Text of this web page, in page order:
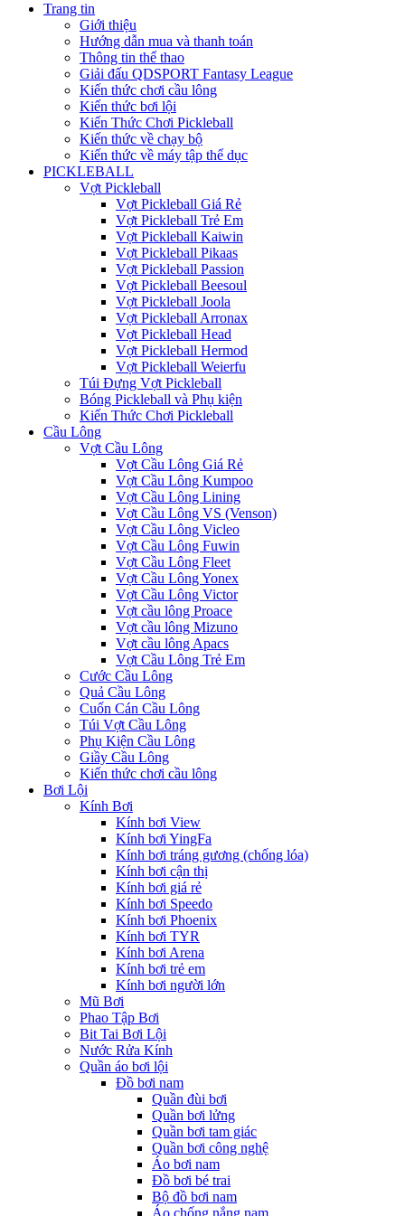
Trang tin
Giới thiệu
Hướng dẫn mua và thanh toán
Thông tin thể thao
Giải đấu QDSPORT Fantasy League
Kiến thức chơi cầu lông
Kiến thức bơi lội
Kiến Thức Chơi Pickleball
Kiến thức về chạy bộ
Kiến thức về máy tập thể dục
PICKLEBALL
Vợt Pickleball
Vợt Pickleball Giá Rẻ
Vợt Pickleball Trẻ Em
Vợt Pickleball Kaiwin
Vợt Pickleball Pikaas
Vợt Pickleball Passion
Vợt Pickleball Beesoul
Vợt Pickleball Joola
Vợt Pickleball Arronax
Vợt Pickleball Head
Vợt Pickleball Hermod
Vợt Pickleball Weierfu
Túi Đựng Vợt Pickleball
Bóng Pickleball và Phụ kiện
Kiến Thức Chơi Pickleball
Cầu Lông
Vợt Cầu Lông
Vợt Cầu Lông Giá Rẻ
Vợt Cầu Lông Kumpoo
Vợt Cầu Lông Lining
Vợt Cầu Lông VS (Venson)
Vợt Cầu Lông Vicleo
Vợt Cầu Lông Fuwin
Vợt Cầu Lông Fleet
Vợt Cầu Lông Yonex
Vợt Cầu Lông Victor
Vợt cầu lông Proace
Vợt cầu lông Mizuno
Vợt cầu lông Apacs
Vợt Cầu Lông Trẻ Em
Cước Cầu Lông
Quả Cầu Lông
Cuốn Cán Cầu Lông
Túi Vợt Cầu Lông
Phụ Kiện Cầu Lông
Giầy Cầu Lông
Kiến thức chơi cầu lông
Bơi Lội
Kính Bơi
Kính bơi View
Kính bơi YingFa
Kính bơi tráng gương (chống lóa)
Kính bơi cận thị
Kính bơi giá rẻ
Kính bơi Speedo
Kính bơi Phoenix
Kính bơi TYR
Kính bơi Arena
Kính bơi trẻ em
Kính bơi người lớn
Mũ Bơi
Phao Tập Bơi
Bit Tai Bơi Lội
Nước Rửa Kính
Quần áo bơi lội
Đồ bơi nam
Quần đùi bơi
Quần bơi lửng
Quần bơi tam giác
Quần bơi công nghệ
Áo bơi nam
Đồ bơi bé trai
Bộ đồ bơi nam
Áo chống nắng nam